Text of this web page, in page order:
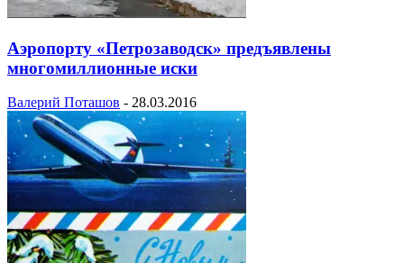
Аэропорту «Петрозаводск» предъявлены
многомиллионные иски
Валерий Поташов - 28.03.2016